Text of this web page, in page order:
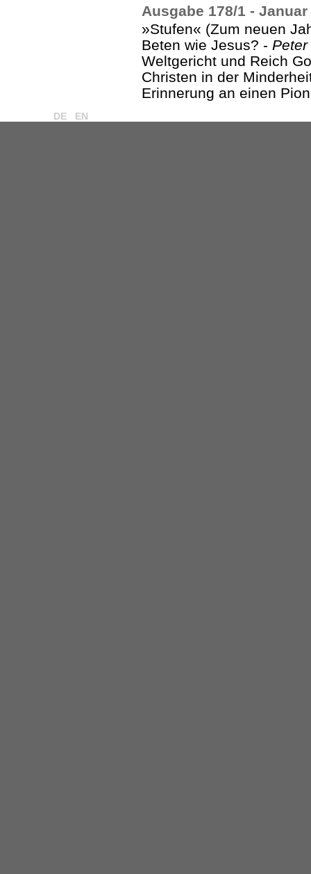
Ausgabe 178/1 - Januar
»Stufen« (Zum neuen
Beten wie Jesus? -
Weltgericht und Reich
Christen in der
Erinnerung an einen
DE EN